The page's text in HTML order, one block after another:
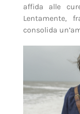
affida alle
Lentamente,
consolida